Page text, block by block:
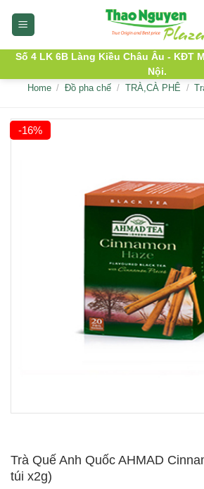
Số 4 LK 6B Làng Kiều Châu Âu - KĐT
Nội.
Home / Đồ pha chế / TRÀ,CÀ PHÊ /
-16%
Trà Quế Anh Quốc AHMAD
túi x2g)